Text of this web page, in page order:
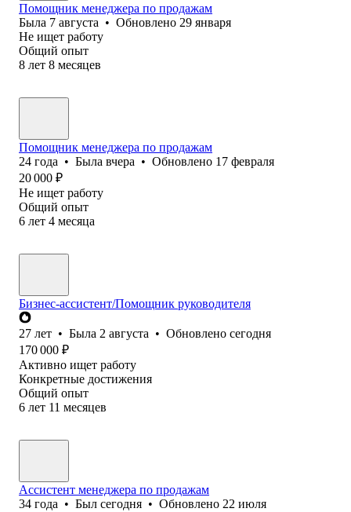
Помощник менеджера по продажам
Была 7 августа • Обновлено 29 января
Не ищет работу
Общий опыт
8 лет 8 месяцев
Помощник менеджера по продажам
24 года • Была вчера • Обновлено 17 февраля
20 000 ₽
Не ищет работу
Общий опыт
6 лет 4 месяца
Бизнес-ассистент/Помощник руководителя
27 лет • Была 2 августа • Обновлено сегодня
170 000 ₽
Активно ищет работу
Конкретные достижения
Общий опыт
6 лет 11 месяцев
Ассистент менеджера по продажам
34 года • Был сегодня • Обновлено 22 июля